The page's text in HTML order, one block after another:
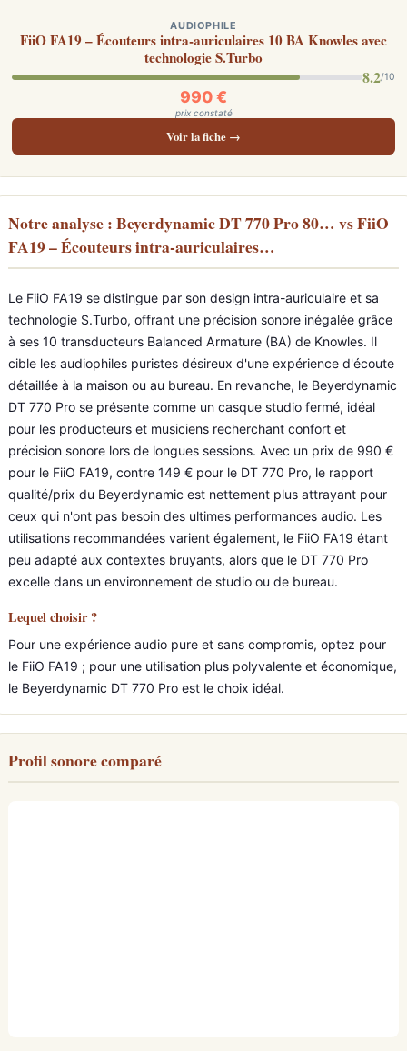
AUDIOPHILE
FiiO FA19 – Écouteurs intra-auriculaires 10 BA Knowles avec
technologie S.Turbo
8.2/10
990 €
prix constaté
Voir la fiche →
Notre analyse : Beyerdynamic DT 770 Pro 80… vs FiiO
FA19 – Écouteurs intra-auriculaires…
Le FiiO FA19 se distingue par son design intra-auriculaire et sa
technologie S.Turbo, offrant une précision sonore inégalée grâce
à ses 10 transducteurs Balanced Armature (BA) de Knowles. Il
cible les audiophiles puristes désireux d'une expérience d'écoute
détaillée à la maison ou au bureau. En revanche, le Beyerdynamic
DT 770 Pro se présente comme un casque studio fermé, idéal
pour les producteurs et musiciens recherchant confort et
précision sonore lors de longues sessions. Avec un prix de 990 €
pour le FiiO FA19, contre 149 € pour le DT 770 Pro, le rapport
qualité/prix du Beyerdynamic est nettement plus attrayant pour
ceux qui n'ont pas besoin des ultimes performances audio. Les
utilisations recommandées varient également, le FiiO FA19 étant
peu adapté aux contextes bruyants, alors que le DT 770 Pro
excelle dans un environnement de studio ou de bureau.
Lequel choisir ?
Pour une expérience audio pure et sans compromis, optez pour
le FiiO FA19 ; pour une utilisation plus polyvalente et économique,
le Beyerdynamic DT 770 Pro est le choix idéal.
Profil sonore comparé